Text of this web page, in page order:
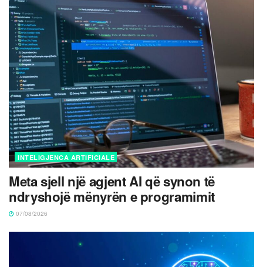
INTELIGJENCA ARTIFICIALE
Meta sjell një agjent AI që synon të
ndryshojë mënyrën e programimit
07/08/2026